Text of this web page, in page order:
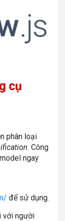
cụ
phân loại
. Công
ngay
để sử dụng.
với người